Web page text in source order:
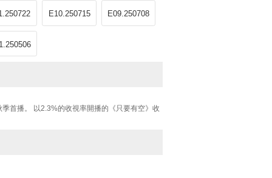
E10.250715 E09.250708
首播。 以2.3%的收視率開播的《只要有空》收